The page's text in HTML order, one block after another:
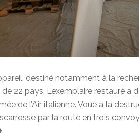
destiné notamment à la
22 pays. L’exemplaire restauré a
de l’Air italienne. Voué à la
par la route en trois